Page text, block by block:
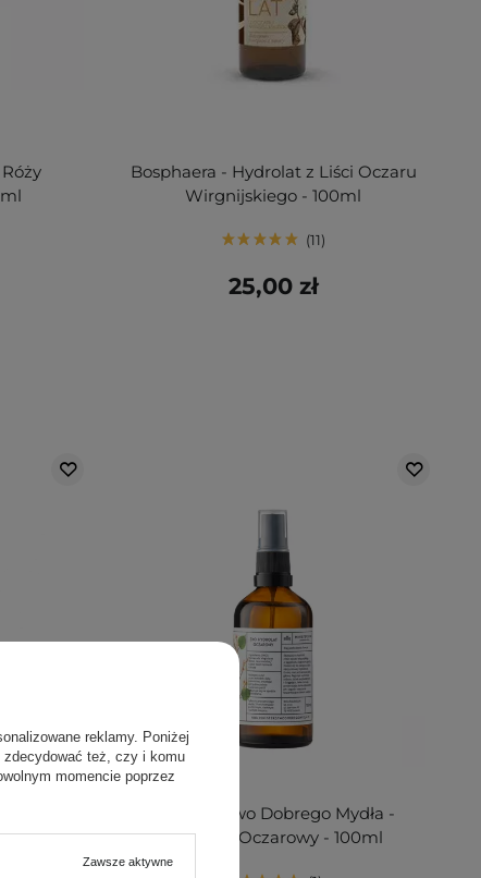
Bosphaera - Hydrolat z Liści Oczaru
Wirgnijskiego - 100ml
11
25,00 zł
Ministerstwo Dobrego Mydła -
Hydrolat Oczarowy - 100ml
reklamy. Poniżej
zdecydować też, czy i komu
momencie poprzez
Zawsze aktywne